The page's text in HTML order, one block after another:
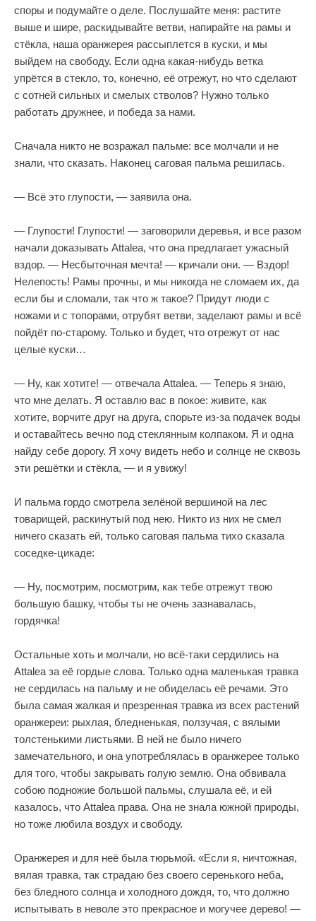
споры и подумайте о деле. Послушайте меня: растите
выше и шире, раскидывайте ветви, напирайте на рамы и
стёкла, наша оранжерея рассыплется в куски, и мы
выйдем на свободу. Если одна какая-нибудь ветка
упрётся в стекло, то, конечно, её отрежут, но что сделают
с сотней сильных и смелых стволов? Нужно только
работать дружнее, и победа за нами.
Сначала никто не возражал пальме: все молчали и не
знали, что сказать. Наконец саговая пальма решилась.
— Всё это глупости, — заявила она.
— Глупости! Глупости! — заговорили деревья, и все разом
начали доказывать Attalea, что она предлагает ужасный
вздор. — Несбыточная мечта! — кричали они. — Вздор!
Нелепость! Рамы прочны, и мы никогда не сломаем их, да
если бы и сломали, так что ж такое? Придут люди с
ножами и с топорами, отрубят ветви, заделают рамы и всё
пойдёт по-старому. Только и будет, что отрежут от нас
целые куски…
— Ну, как хотите! — отвечала Attalea. — Теперь я знаю,
что мне делать. Я оставлю вас в покое: живите, как
хотите, ворчите друг на друга, спорьте из-за подачек воды
и оставайтесь вечно под стеклянным колпаком. Я и одна
найду себе дорогу. Я хочу видеть небо и солнце не сквозь
эти решётки и стёкла, — и я увижу!
И пальма гордо смотрела зелёной вершиной на лес
товарищей, раскинутый под нею. Никто из них не смел
ничего сказать ей, только саговая пальма тихо сказала
соседке-цикаде:
— Ну, посмотрим, посмотрим, как тебе отрежут твою
большую башку, чтобы ты не очень зазнавалась,
гордячка!
Остальные хоть и молчали, но всё-таки сердились на
Attalea за её гордые слова. Только одна маленькая травка
не сердилась на пальму и не обиделась её речами. Это
была самая жалкая и презренная травка из всех растений
оранжереи: рыхлая, бледненькая, ползучая, с вялыми
толстенькими листьями. В ней не было ничего
замечательного, и она употреблялась в оранжерее только
для того, чтобы закрывать голую землю. Она обвивала
собою подножие большой пальмы, слушала её, и ей
казалось, что Attalea права. Она не знала южной природы,
но тоже любила воздух и свободу.
Оранжерея и для неё была тюрьмой. «Если я, ничтожная,
вялая травка, так страдаю без своего серенького неба,
без бледного солнца и холодного дождя, то, что должно
испытывать в неволе это прекрасное и могучее дерево! —